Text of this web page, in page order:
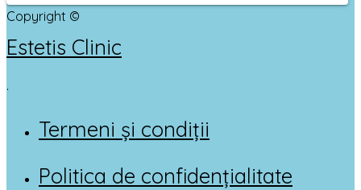
Copyright ©
Estetis Clinic
.
Termeni și condiții
Politica de confidențialitate